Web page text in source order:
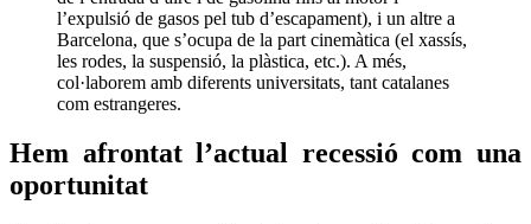
l’expulsió de gasos pel tub d’escapament), i un altre a
Barcelona, que s’ocupa de la part cinemàtica (el xassís,
les rodes, la suspensió, la plàstica, etc.). A més,
col·laborem amb diferents universitats, tant catalanes
com estrangeres.
Hem afrontat l’actual recessió com una
oportunitat